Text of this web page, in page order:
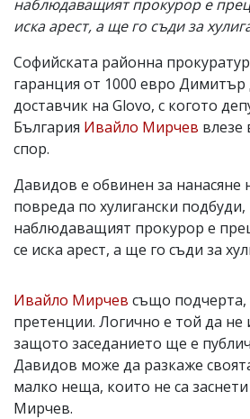
наблюдаващият прокурор е
иска арест, а ще го съди за
Софийската районна
гаранция от 1000 евро
доставчик на Glovo, с когото
България Ивайло Мирчев влезе
спор.
Давидов е обвинен за нанасяне
повреда по хулигански подбуди,
наблюдаващият прокурор е
се иска арест, а ще го съди за
Ивайло Мирчев също подчерта,
претенции. Логично е той да не
защото заседанието ще е
Давидов може да разкаже
малко неща, които не са
Мирчев.